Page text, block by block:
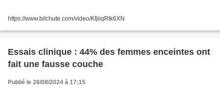
https://www.bitchute.com/video/KfjiiqRtk6XN
Essais clinique : 44% des femmes enceintes ont
fait une fausse couche
Publié le 28/08/2024 à 17:15